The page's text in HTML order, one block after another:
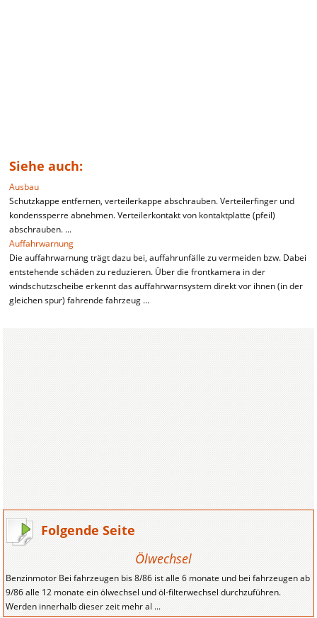
Siehe auch:
Ausbau
Schutzkappe entfernen, verteilerkappe abschrauben. Verteilerfinger und
kondenssperre abnehmen. Verteilerkontakt von kontaktplatte (pfeil)
abschrauben. ...
Auffahrwarnung
Die auffahrwarnung trägt dazu bei, auffahrunfälle zu vermeiden bzw. Dabei
entstehende schäden zu reduzieren. Über die frontkamera in der
windschutzscheibe erkennt das auffahrwarnsystem direkt vor ihnen (in der
gleichen spur) fahrende fahrzeug ...
Folgende Seite
Ölwechsel
Benzinmotor Bei fahrzeugen bis 8/86 ist alle 6 monate und bei fahrzeugen ab
9/86 alle 12 monate ein ölwechsel und öl-filterwechsel durchzuführen.
Werden innerhalb dieser zeit mehr al ...